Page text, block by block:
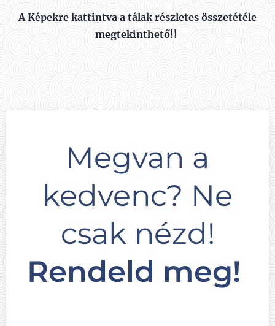
A Képekre kattintva a tálak részletes összetétéle
megtekinthető!!
Megvan a
kedvenc? Ne
csak nézd!
Rendeld meg!